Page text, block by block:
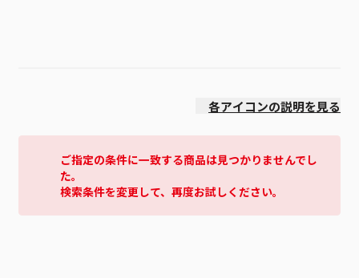
各アイコンの説明を見る
ご指定の条件に一致する商品は見つかりませんでし
た。
検索条件を変更して、再度お試しください。